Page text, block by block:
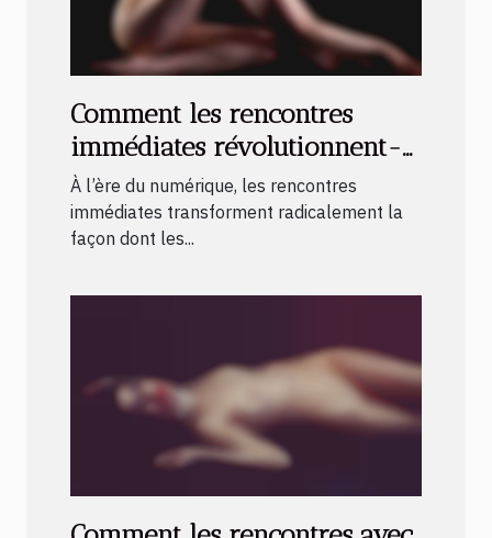
Comment les rencontres
immédiates révolutionnent-
elles les liaisons locales ?
À l’ère du numérique, les rencontres
immédiates transforment radicalement la
façon dont les...